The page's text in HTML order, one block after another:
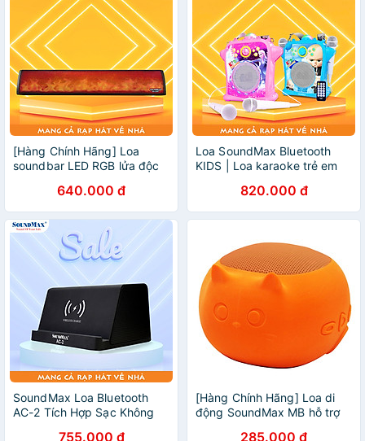
[Hàng Chính Hãng] Loa
soundbar LED RGB lửa độc
Soundbar speaker with RGB
Flame Effect LED SoundMax
SB203F
640.000 đ
Loa SoundMax Bluetooth
KIDS | Loa karaoke trẻ em
tặng trẻ em | Công suất
20W Hỗ trợ Bluetooth USB
karaoke AUX in out Đèn LED
Hàng Chính Hãng
820.000 đ
SoundMax Loa Bluetooth
AC-2 Tích Hợp Sạc Không
755.000 đ
[Hàng Chính Hãng] Loa di
động SoundMax MB hỗ trợ
285.000 đ